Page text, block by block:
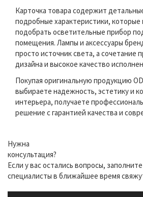
Карточка товара содержит
подробные характеристики, которые
подобрать осветительные прибор
помещения. Лампы и аксессуары
просто источник света, а сочетание
дизайна и высокое качество
Покупая оригинальную продукцию
выбираете надежность, эстетику и
интерьера, получаете
решение с гарантией качества и
Нужна
консультация?
Если у вас остались вопросы,
специалисты в ближайшее время